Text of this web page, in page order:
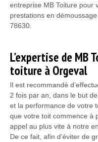
entreprise MB Toiture pour
prestations en
78630.
L’expertise de MB
toiture à Orgeval
Il est recommandé
2 fois par an, dans le but
et la performance de votre
que votre toit commence à
appel au plus vite à notre
De ce fait, afin d’éviter de